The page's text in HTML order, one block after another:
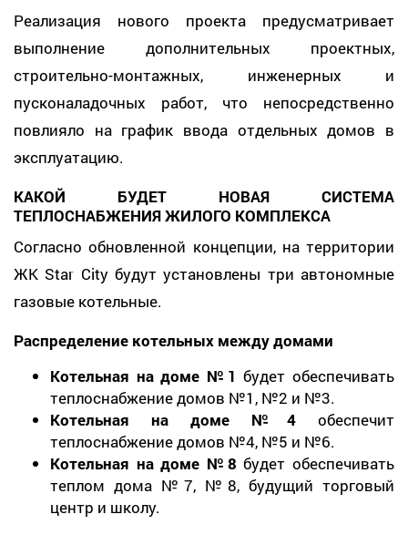
Реализация нового проекта предусматривает
выполнение дополнительных проектных,
строительно-монтажных, инженерных и
пусконаладочных работ, что непосредственно
повлияло на график ввода отдельных домов в
эксплуатацию.
КАКОЙ БУДЕТ НОВАЯ СИСТЕМА
ТЕПЛОСНАБЖЕНИЯ ЖИЛОГО КОМПЛЕКСА
Согласно обновленной концепции, на территории
ЖК Star City будут установлены три автономные
газовые котельные.
Распределение котельных между домами
Котельная на доме №1 будет обеспечивать
теплоснабжение домов №1, №2 и №3.
Котельная на доме №4 обеспечит
теплоснабжение домов №4, №5 и №6.
Котельная на доме №8 будет обеспечивать
теплом дома №7, №8, будущий торговый
центр и школу.